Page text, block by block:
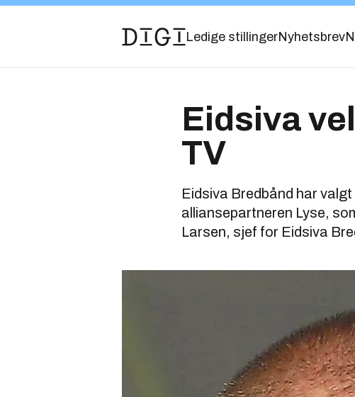
Ledige stillingerNyhetsbrev
Eidsiva
TV
Eidsiva Bredbånd har
alliansepartneren Lyse,
Larsen, sjef for Eidsiva